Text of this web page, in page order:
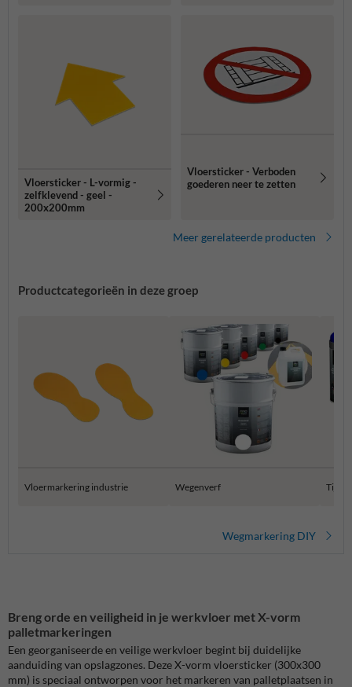
Vloersticker - L-vormig -
zelfklevend - geel -
200x200mm
Vloersticker - Verboden
goederen neer te zetten
Meer gerelateerde producten
Productcategorieën in deze groep
Vloermarkering industrie Wegenverf
Wegmarkering DIY
Breng orde en veiligheid in je werkvloer met X-vorm
palletmarkeringen
Een georganiseerde en veilige werkvloer begint bij duidelijke
aanduiding van opslagzones. Deze X-vorm vloersticker (300x300
mm) is speciaal ontworpen voor het markeren van palletplaatsen in